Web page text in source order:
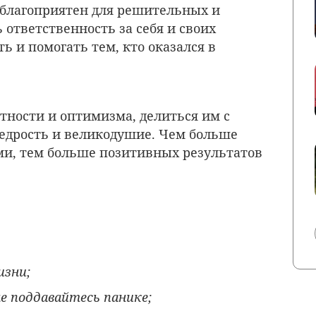
для решительных и
за себя и своих
и помогать тем, кто оказался в
и оптимизма, делиться им с
и великодушие. Чем больше
тем больше позитивных результатов
поддавайтесь панике;